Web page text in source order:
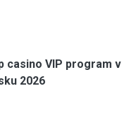
casino VIP program v
2026